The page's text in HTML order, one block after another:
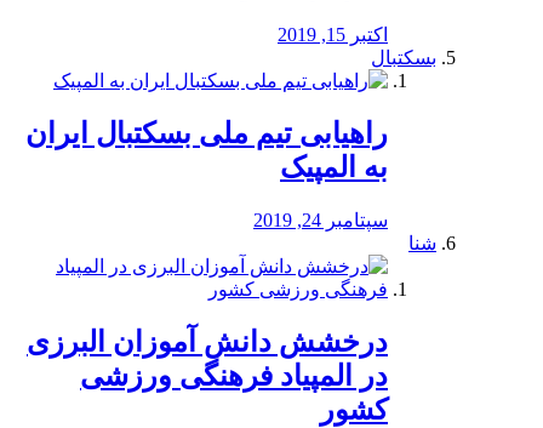
اکتبر 15, 2019
بسکتبال
راهیابی تیم ملی بسکتبال ایران
به المپیک
سپتامبر 24, 2019
شنا
درخشش دانش آموزان البرزی
در المپیاد فرهنگی ورزشی
کشور